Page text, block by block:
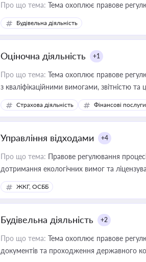
Про що тема: Тема охоплює правове
Будівельна діяльність
Оціночна діяльність +1
Про що тема: Тема охоплює правове
з кваліфікаційними вимогами, звітністю
медійних змін у цій сфері корисне для
приватизації, оренди державного майна,
Страхова діяльність Фінансові послуги
Управління відходами +4
Про що тема: Правове регулювання
дотримання екологічних вимог та
ЖКГ, ОСББ
Будівельна діяльність +2
Про що тема: Тема охоплює правове
документів та проходження державного